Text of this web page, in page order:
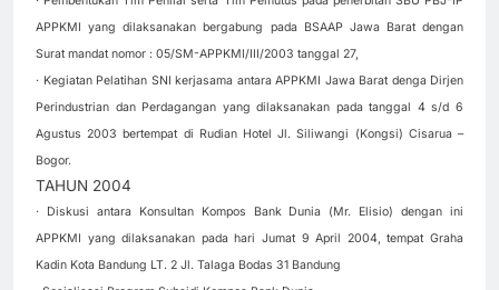
APPKMI yang dilaksanakan bergabung pada BSAAP Jawa Barat dengan
Surat mandat nomor : 05/SM-APPKMI/III/2003 tanggal 27,
· Kegiatan Pelatihan SNI kerjasama antara APPKMI Jawa Barat denga Dirjen
Perindustrian dan Perdagangan yang dilaksanakan pada tanggal 4 s/d 6
Agustus 2003 bertempat di Rudian Hotel Jl. Siliwangi (Kongsi) Cisarua –
Bogor.
TAHUN 2004
· Diskusi antara Konsultan Kompos Bank Dunia (Mr. Elisio) dengan ini
APPKMI yang dilaksanakan pada hari Jumat 9 April 2004, tempat Graha
Kadin Kota Bandung LT. 2 Jl. Talaga Bodas 31 Bandung